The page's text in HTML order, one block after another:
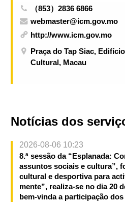
（853）2836 6866
webmaster@icm.gov.mo
http://www.icm.gov.mo
Praça do Tap Siac,
Cultural, Macau
Notícias dos
2026-08-06 10:23
8.ª sessão da “Esplanada:
assuntos sociais e cultura”,
cultural e desportiva para
mente”, realiza-se no dia 20
bem-vinda a participação